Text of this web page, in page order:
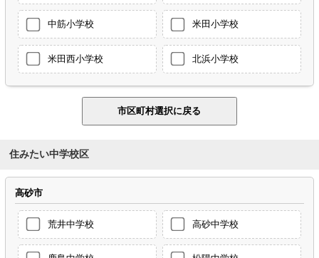
中筋小学校 米田小学校
米田西小学校 北浜小学校
住みたい中学校区
高砂市
荒井中学校 高砂中学校